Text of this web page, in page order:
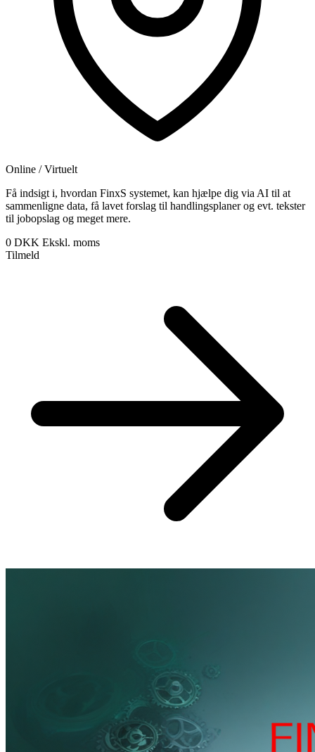
Online / Virtuelt
Få indsigt i, hvordan FinxS systemet, kan hjælpe dig via AI til at
sammenligne data, få lavet forslag til handlingsplaner og evt. tekster
til jobopslag og meget mere.
0 DKK Ekskl. moms
Tilmeld